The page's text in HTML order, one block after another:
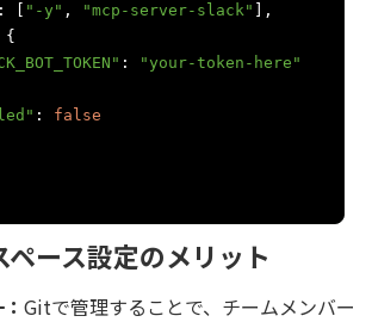
: "-y" , "mcp-server-slack"
],
{
:
"your-token-here"
:
false
ース設定のメリット
Gitで管理することで、チームメンバー